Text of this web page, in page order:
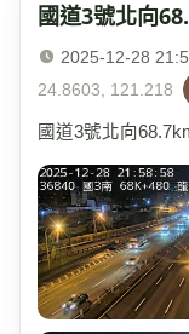
國道3號北向
2025-12-28
24.8603, 121.218
國道3號北向